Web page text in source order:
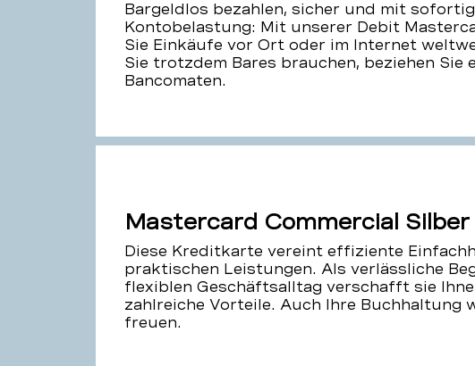
Bargeldlos bezahlen, sicher und mit
Kontobelastung: Mit unserer Debit
Sie Einkäufe vor Ort oder im Internet
Sie trotzdem Bares brauchen, beziehen Sie
Bancomaten.
Mastercard Commercial Silber
Diese Kreditkarte vereint effiziente
praktischen Leistungen. Als verlässliche
flexiblen Geschäftsalltag verschafft sie
zahlreiche Vorteile. Auch Ihre Buchhaltung
freuen.